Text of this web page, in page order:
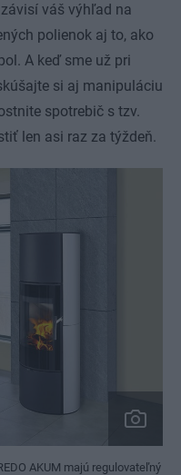
váš výhľad na
polienok aj to, ako
A keď sme už pri
si aj manipuláciu
spotrebič s tzv.
len asi raz za týždeň.
AKUM majú regulovateľný